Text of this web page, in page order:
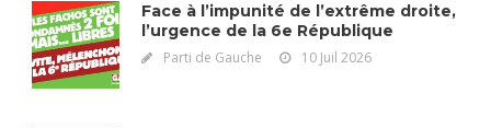
Face à l’impunité de l’extrême droite,
l’urgence de la 6e République
Parti de Gauche 10 Juil 2026